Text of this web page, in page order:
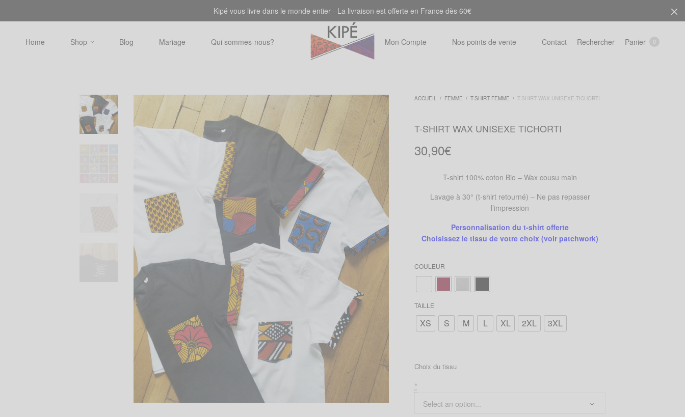
Kipé vous livre dans le monde entier - La livraison est offerte en France dès 60€
Home Shop Blog Mariage Qui sommes-nous? Mon Compte Nos points de vente Contact Rechercher Panier
ACCUEIL / FEMME / T-SHIRT FEMME / T-SHIRT WAX UNISEXE TICHORTI
T-SHIRT WAX UNISEXE TICHORTI
30,90€
T-shirt 100% coton Bio – Wax cousu main
Lavage à 30° (t-shirt retourné) – Ne pas repasser
l’impression
Personnalisation du t-shirt offerte
Choisissez le tissu de votre choix (voir patchwork)
COULEUR
TAILLE
XS S M L XL 2XL 3XL
Choix du tissu
*